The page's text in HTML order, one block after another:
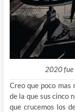
2020 fue
Creo que poco
de la que sus cinco
que crucemos los